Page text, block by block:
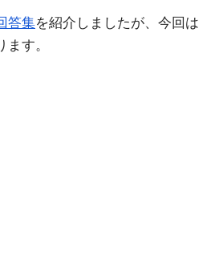
答集を紹介しましたが、今回は
す。